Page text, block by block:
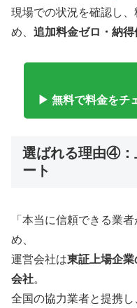
現場での状況を確認し
め、 追加料金ゼロ・納得
▶ 無料で料金をチ
選ばれる理由④：
ート
「本当に信頼できる業
め、
運営会社は東証上場企
会社。
全国の協力業者と提携